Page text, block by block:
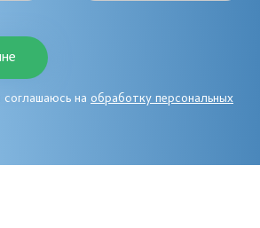
соглашаюсь на обработку персональных